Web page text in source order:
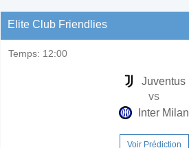
Elite Club Friendlies
Temps: 12:00
Juventus
vs
Inter Milan
Voir Prédiction